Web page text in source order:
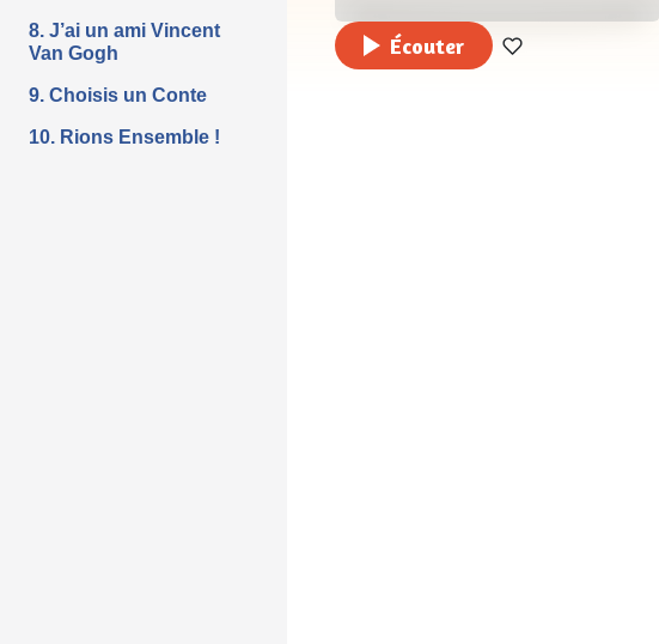
8. J’ai un ami Vincent
Van Gogh
9. Choisis un Conte
10. Rions Ensemble !
Écouter